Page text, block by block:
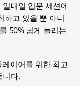
대일 입문 세션에
하고 있을 뿐 아니
50% 넘게 늘리는
이어를 위한 최고
니다.